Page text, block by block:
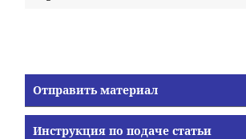
Отправить материал
Инструкция по подаче статьи